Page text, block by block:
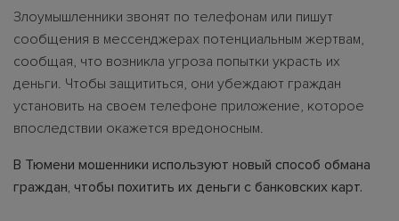
Злоумышленники звонят по телефонам или пишут
сообщения в мессенджерах потенциальным жертвам,
сообщая, что возникла угроза попытки украсть их
деньги. Чтобы защититься, они убеждают граждан
установить на своем телефоне приложение, которое
впоследствии окажется вредоносным.
В Тюмени мошенники используют новый способ обмана
граждан, чтобы похитить их деньги с банковских карт.